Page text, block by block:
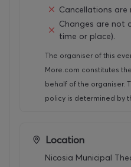
ΣΥΝΕΡΓΑΤΗΣ: Γραφείο
Hotel, Altious Boutique
OFFICIAL FESTIVAL CAR:
Cancellations are
Changes are not
time or place).
The organiser of this
More.com constitutes
behalf of the organiser.
policy is determined by
Location
Nicosia Municipal